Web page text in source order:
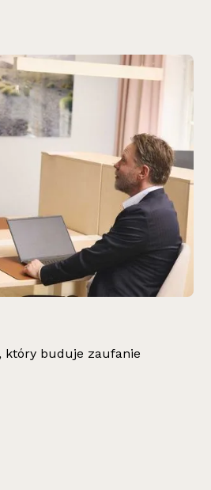
który buduje zaufanie